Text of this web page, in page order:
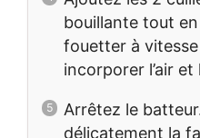
bouillante tout
fouetter à
incorporer l’air et
Arrêtez le
délicatement la